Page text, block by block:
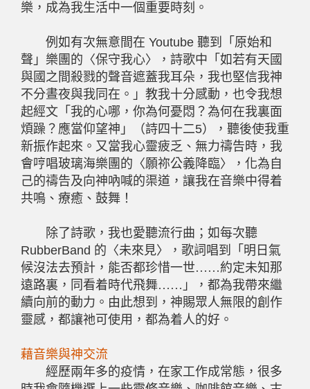
樂，成為我生活中一個重要時刻。
例如有次無意間在 Youtube 聽到「原始和
聲」樂團的〈保守我心〉，詩歌中「如若有天國
與國之間殺戮的聲音遮蓋我耳朵，我也堅信我神
不分晝夜與我同在。」教我十分感動，也令我想
起經文「我的心哪，你為何憂悶？為何在我裏面
煩躁？應當仰望神」（詩四十二5），聽後使我重
新振作起來。又當我心靈疲乏、無力禱告時，我
會哼唱玻璃海樂團的〈願祢公義降臨〉，化為自
己的禱告及向神吶喊的渠道，讓我在音樂中得着
共鳴、療癒、鼓舞！
除了詩歌，我也愛聽流行曲；如每次聽
RubberBand 的〈未來見〉，歌詞唱到「明日氣
候沒法去預計，能否都珍惜一世……約定未知那
遠路裏，同看着時代飛舞…… 」，都為我帶來繼
續向前的動力。由此想到，神賜眾人無限的創作
靈感，都讓祂可使用，都為着人的好。
藉音樂與神交流
經歷兩年多的疫情，在家工作成常態，很多